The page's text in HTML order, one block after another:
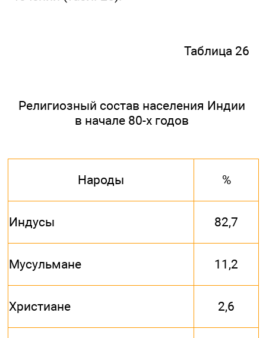
Таблица 26
Религиозный состав населения Индии
в начале 80-х годов
Народы %
Индусы 82,7
Мусульмане 11,2
Христиане 2,6